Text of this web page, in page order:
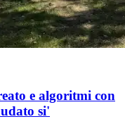
e algoritmi con
si'